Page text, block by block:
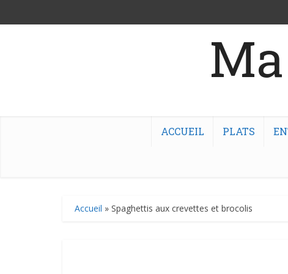
ACCUEIL PLATS
Accueil » Spaghettis aux crevettes et brocolis